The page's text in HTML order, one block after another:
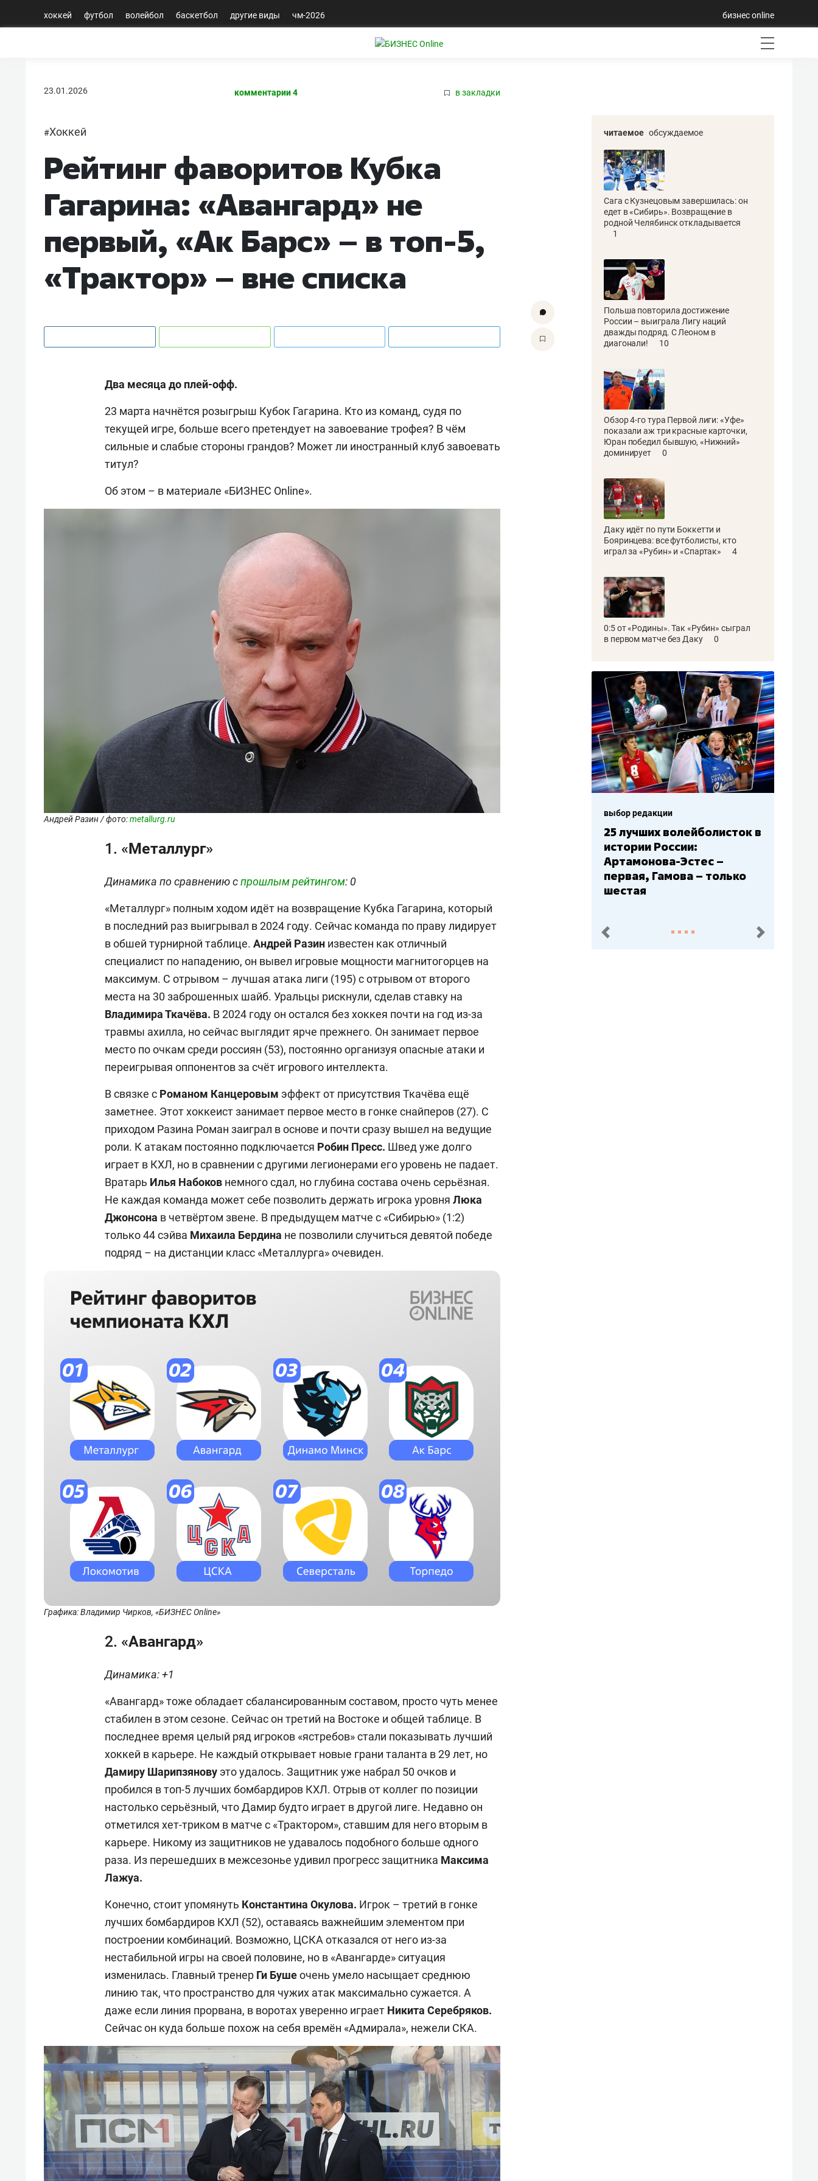
хоккей футбол волейбол баскетбол другие виды чм-2026 бизнес online
23.01.2026 комментарии 4 в закладки
#Хоккей
Рейтинг фаворитов Кубка
Гагарина: «Авангард» не
первый, «Ак Барс» – в топ-5,
«Трактор» – вне списка
Два месяца до плей-офф.
23 марта начнётся розыгрыш Кубок Гагарина. Кто из команд, судя по
текущей игре, больше всего претендует на завоевание трофея? В чём
сильные и слабые стороны грандов? Может ли иностранный клуб завоевать
титул?
Об этом – в материале «БИЗНЕС Online».
Андрей Разин / фото:metallurg.ru
1. «Металлург»
Динамика по сравнению спрошлым рейтингом: 0
«Металлург» полным ходом идёт на возвращение Кубка Гагарина, который
в последний раз выигрывал в 2024 году. Сейчас команда по праву лидирует
в обшей турнирной таблице. Андрей Разин известен как отличный
специалист по нападению, он вывел игровые мощности магнитогорцев на
максимум. С отрывом – лучшая атака лиги (195) с отрывом от второго
места на 30 заброшенных шайб. Уральцы рискнули, сделав ставку на
Владимира Ткачёва. В 2024 году он остался без хоккея почти на год из-за
травмы ахилла, но сейчас выглядит ярче прежнего. Он занимает первое
место по очкам среди россиян (53), постоянно организуя опасные атаки и
переигрывая оппонентов за счёт игрового интеллекта.
В связке с Романом Канцеровым эффект от присутствия Ткачёва ещё
заметнее. Этот хоккеист занимает первое место в гонке снайперов (27). С
приходом Разина Роман заиграл в основе и почти сразу вышел на ведущие
роли. К атакам постоянно подключается Робин Пресс. Швед уже долго
играет в КХЛ, но в сравнении с другими легионерами его уровень не падает.
Вратарь Илья Набоков немного сдал, но глубина состава очень серьёзная.
Не каждая команда может себе позволить держать игрока уровня Люка
Джонсона в четвёртом звене. В предыдущем матче с «Сибирью» (1:2)
только 44 сэйва Михаила Бердина не позволили случиться девятой победе
подряд – на дистанции класс «Металлурга» очевиден.
Графика: Владимир Чирков, «БИЗНЕС Online»
2. «Авангард»
Динамика: +1
«Авангард» тоже обладает сбалансированным составом, просто чуть менее
стабилен в этом сезоне. Сейчас он третий на Востоке и общей таблице. В
последнее время целый ряд игроков «ястребов» стали показывать лучший
хоккей в карьере. Не каждый открывает новые грани таланта в 29 лет, но
Дамиру Шарипзянову это удалось. Защитник уже набрал 50 очков и
пробился в топ-5 лучших бомбардиров КХЛ. Отрыв от коллег по позиции
настолько серьёзный, что Дамир будто играет в другой лиге. Недавно он
отметился хет-триком в матче с «Трактором», ставшим для него вторым в
карьере. Никому из защитников не удавалось подобного больше одного
раза. Из перешедших в межсезонье удивил прогресс защитника Максима
Лажуа.
Конечно, стоит упомянуть Константина Окулова. Игрок – третий в гонке
лучших бомбардиров КХЛ (52), оставаясь важнейшим элементом при
построении комбинаций. Возможно, ЦСКА отказался от него из-за
нестабильной игры на своей половине, но в «Авангарде» ситуация
изменилась. Главный тренер Ги Бушеочень умело насыщает среднюю
линию так, что пространство для чужих атак максимально сужается. А
даже если линия прорвана, в воротах уверенно играет Никита Серебряков.
Сейчас он куда больше похож на себя времён «Адмирала», нежели СКА.
читаемое обсуждаемое
Сага с Кузнецовым завершилась: он
едет в «Сибирь». Возвращение в
родной Челябинск откладывается
1
Польша повторила достижение
России – выиграла Лигу наций
дважды подряд. С Леоном в
диагонали!
10
Обзор 4-го тура Первой лиги: «Уфе»
показали аж три красные карточки,
Юран победил бывшую, «Нижний»
доминирует
0
Даку идёт по пути Боккетти и
Бояринцева: все футболисты, кто
играл за «Рубин» и «Спартак»
4
0:5 от «Родины». Так «Рубин» сыграл
в первом матче без Даку
0
выбор редакции
Бюджеты клубов КХЛ: СКА
– главный мажор, «Ак
Барс» – второй, «Салават
Юлаев» – середняк
пред. след.